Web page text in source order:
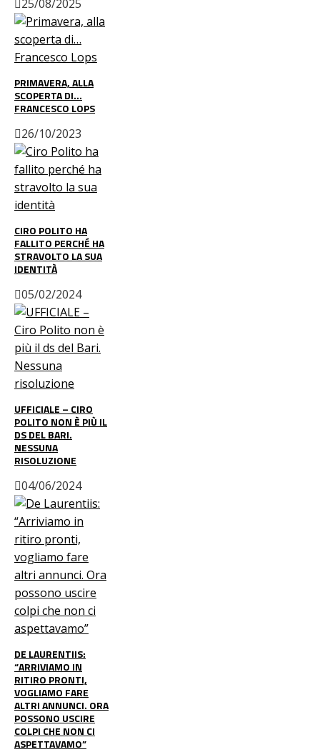
25/08/2025
PRIMAVERA, ALLA
SCOPERTA DI…
FRANCESCO LOPS
26/10/2023
CIRO POLITO HA
FALLITO PERCHÉ HA
STRAVOLTO LA SUA
IDENTITÀ
05/02/2024
UFFICIALE – CIRO
POLITO NON È PIÙ IL
DS DEL BARI.
NESSUNA
RISOLUZIONE
04/06/2024
DE LAURENTIIS:
“ARRIVIAMO IN
RITIRO PRONTI,
VOGLIAMO FARE
ALTRI ANNUNCI. ORA
POSSONO USCIRE
COLPI CHE NON CI
ASPETTAVAMO”